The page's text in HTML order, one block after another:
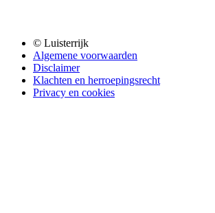
© Luisterrijk
Algemene voorwaarden
Disclaimer
Klachten en herroepingsrecht
Privacy en cookies